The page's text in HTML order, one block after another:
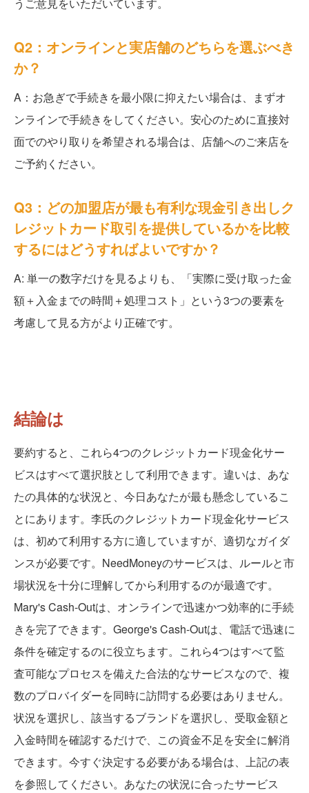
うご意見をいただいています。
Q2：オンラインと実店舗のどちらを選ぶべき
か？
A：お急ぎで手続きを最小限に抑えたい場合は、まずオ
ンラインで手続きをしてください。安心のために直接対
面でのやり取りを希望される場合は、店舗へのご来店を
ご予約ください。
Q3：どの加盟店が最も有利な現金引き出しク
レジットカード取引を提供しているかを比較
するにはどうすればよいですか？
A: 単一の数字だけを見るよりも、「実際に受け取った金
額＋入金までの時間＋処理コスト」という3つの要素を
考慮して見る方がより正確です。
結論は
要約すると、これら4つのクレジットカード現金化サー
ビスはすべて選択肢として利用できます。違いは、あな
たの具体的な状況と、今日あなたが最も懸念しているこ
とにあります。李氏のクレジットカード現金化サービス
は、初めて利用する方に適していますが、適切なガイダ
ンスが必要です。NeedMoneyのサービスは、ルールと市
場状況を十分に理解してから利用するのが最適です。
Mary's Cash-Outは、オンラインで迅速かつ効率的に手続
きを完了できます。George's Cash-Outは、電話で迅速に
条件を確定するのに役立ちます。これら4つはすべて監
査可能なプロセスを備えた合法的なサービスなので、複
数のプロバイダーを同時に訪問する必要はありません。
状況を選択し、該当するブランドを選択し、受取金額と
入金時間を確認するだけで、この資金不足を安全に解消
できます。今すぐ決定する必要がある場合は、上記の表
を参照してください。あなたの状況に合ったサービス